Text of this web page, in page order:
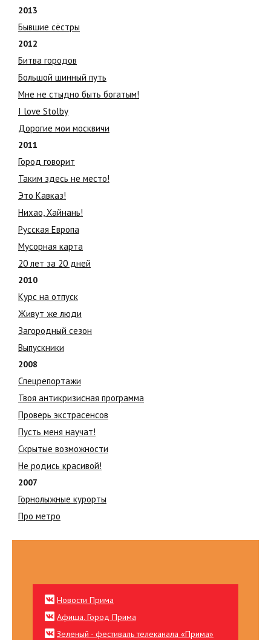
2013
Бывшие сёстры
2012
Битва городов
Большой шинный путь
Мне не стыдно быть богатым!
I love Stolby
Дорогие мои москвичи
2011
Город говорит
Таким здесь не место!
Это Кавказ!
Нихао, Хайнань!
Русская Европа
Мусорная карта
20 лет за 20 дней
2010
Курс на отпуск
Живут же люди
Загородный сезон
Выпускники
2008
Спецрепортажи
Твоя антикризисная программа
Проверь экстрасенсов
Пусть меня научат!
Скрытые возможности
Не родись красивой!
2007
Горнолыжные курорты
Про метро
Новости Прима
Афиша. Город Прима
Зеленый - фестиваль телеканала «Прима»